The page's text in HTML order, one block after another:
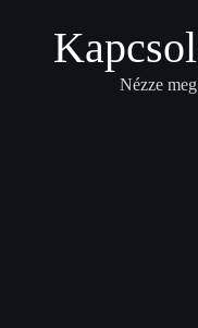
Nézze